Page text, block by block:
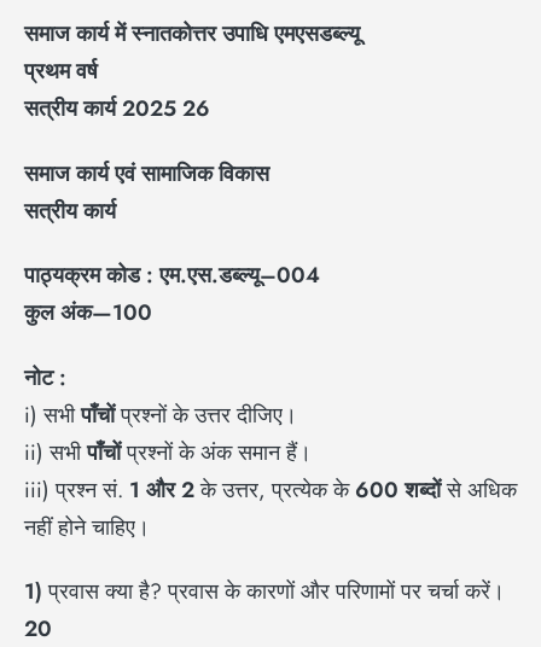
समाज कार्य में स्नातकोत्तर उपाधि एमएसडब्ल्यू
प्रथम वर्ष
सत्रीय कार्य 2025 26
समाज कार्य एवं सामाजिक विकास
सत्रीय कार्य
पाठ्यक्रम कोड : एम.एस.डब्ल्यू–004
कुल अंक—100
नोट :
i) सभीपाँचोंप्रश्नों के उत्तर दीजिए।
ii) सभीपाँचोंप्रश्नों के अंक समान हैं।
iii) प्रश्न सं. 1 और 2के उत्तर, प्रत्येक के600शब्दोंसे अधिक
नहीं होने चाहिए।
1)प्रवास क्या है? प्रवास के कारणों और परिणामों पर चर्चा करें।
20